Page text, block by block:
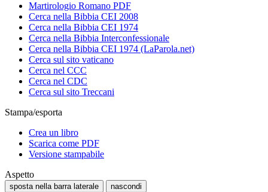
Martirologio Romano PDF
Cerca nella Bibbia CEI 2008
Cerca nella Bibbia CEI 1974
Cerca nella Bibbia Interconfessionale
Cerca nella Bibbia CEI 1974 (LaParola.net)
Cerca sul sito vaticano
Cerca nel CCC
Cerca nel CDC
Cerca sul sito Treccani
Stampa/esporta
Crea un libro
Scarica come PDF
Versione stampabile
Aspetto
sposta nella barra laterale nascondi